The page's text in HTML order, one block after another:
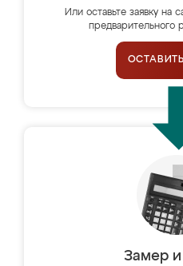
Или оставьте заявку на
предварительного
Замер и